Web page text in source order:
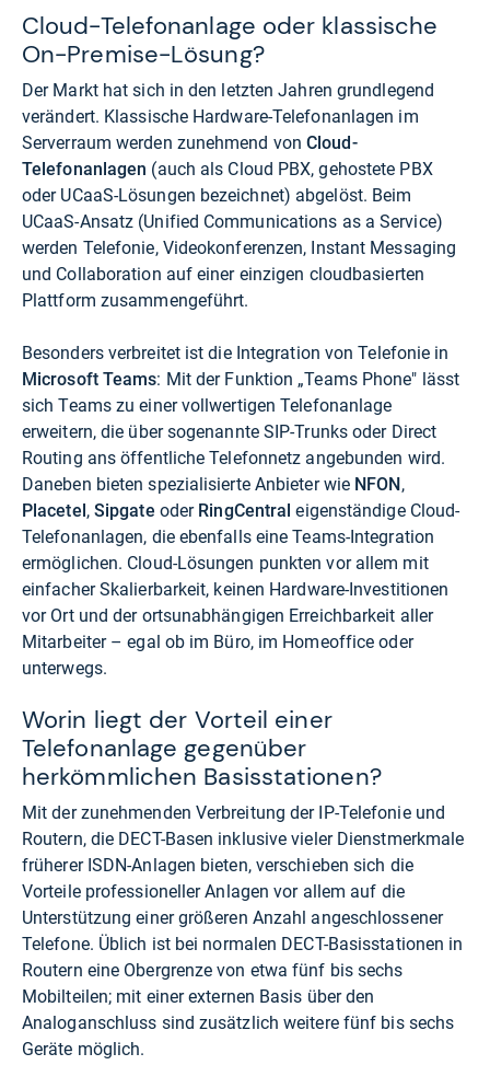
Cloud-Telefonanlage oder klassische
On-Premise-Lösung?
Der Markt hat sich in den letzten Jahren grundlegend
verändert. Klassische Hardware-Telefonanlagen im
Serverraum werden zunehmend vonCloud-
Telefonanlagen (auch als Cloud PBX, gehostete PBX
oder UCaaS-Lösungen bezeichnet) abgelöst. Beim
UCaaS-Ansatz (Unified Communications as a Service)
werden Telefonie, Videokonferenzen, Instant Messaging
und Collaboration auf einer einzigen cloudbasierten
Plattform zusammengeführt.
Besonders verbreitet ist die Integration von Telefonie in
Microsoft Teams: Mit der Funktion „Teams Phone" lässt
sich Teams zu einer vollwertigen Telefonanlage
erweitern, die über sogenannte SIP-Trunks oder Direct
Routing ans öffentliche Telefonnetz angebunden wird.
Daneben bieten spezialisierte Anbieter wie NFON,
Placetel, Sipgate oder RingCentral eigenständige Cloud-
Telefonanlagen, die ebenfalls eine Teams-Integration
ermöglichen. Cloud-Lösungen punkten vor allem mit
einfacher Skalierbarkeit, keinen Hardware-Investitionen
vor Ort und der ortsunabhängigen Erreichbarkeit aller
Mitarbeiter – egal ob im Büro, im Homeoffice oder
unterwegs.
Worin liegt der Vorteil einer
Telefonanlage gegenüber
herkömmlichen Basisstationen?
Mit der zunehmenden Verbreitung der IP-Telefonie und
Routern, die DECT-Basen inklusive vieler Dienstmerkmale
früherer ISDN-Anlagen bieten, verschieben sich die
Vorteile professioneller Anlagen vor allem auf die
Unterstützung einer größeren Anzahl angeschlossener
Telefone. Üblich ist bei normalen DECT-Basisstationen in
Routern eine Obergrenze von etwa fünf bis sechs
Mobilteilen; mit einer externen Basis über den
Analoganschluss sind zusätzlich weitere fünf bis sechs
Geräte möglich.